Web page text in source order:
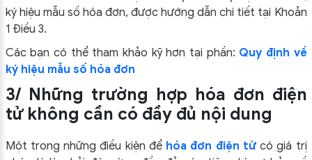
ký hiệu mẫu số hóa đơn, được hướng dẫn chi tiết tại Khoản
1 Điều 3.
Các bạn có thể tham khảo kỹ hơn tại phần: Quy định về
ký hiệu mẫu số hóa đơn
3/ Những trường hợp hóa đơn điện
tử không cần có đầy đủ nội dung
Một trong những điều kiện để hóa đơn điện tửcó giá trị